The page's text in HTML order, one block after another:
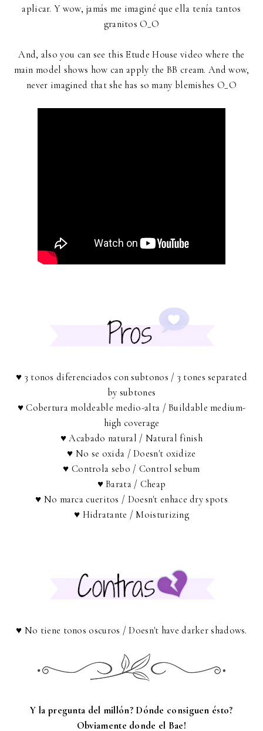
aplicar. Y wow, jamás me imaginé que ella tenía tantos
granitos O_O
And, also you can see this Etude House video where the
main model shows how can apply the BB cream. And wow,
never imagined that she has so many blemishes O_O
♥ 3 tonos diferenciados con subtonos / 3 tones separated
by subtones
♥ Cobertura moldeable medio-alta / Buildable medium-
high coverage
♥ Acabado natural / Natural finish
♥ No se oxida / Doesn't oxidize
♥ Controla sebo / Control sebum
♥ Barata / Cheap
♥ No marca cueritos / Doesn't enhace dry spots
♥ Hidratante / Moisturizing
♥ No tiene tonos oscuros / Doesn't have darker shadows.
Y la pregunta del millón? Dónde consiguen ésto?
Obviamente donde el Bae!